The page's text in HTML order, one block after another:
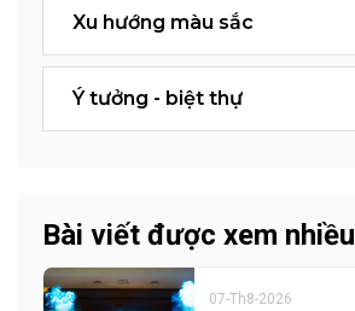
Xu hướng màu sắc
Ý tưởng - biệt thự
Bài viết được xem nhiều
07-Th8-2026